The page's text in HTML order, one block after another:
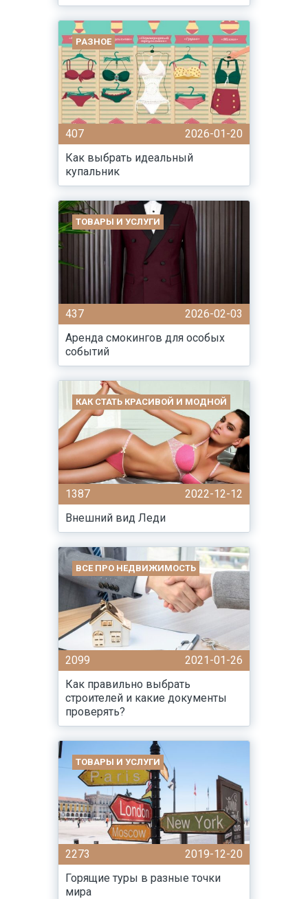
РАЗНОЕ
407
2026-01-20
Как выбрать идеальный
купальник
ТОВАРЫ И УСЛУГИ
437
2026-02-03
Аренда смокингов для особых
событий
КАК СТАТЬ КРАСИВОЙ И МОДНОЙ
1387
2022-12-12
Внешний вид Леди
ВСЕ ПРО НЕДВИЖИМОСТЬ
2099
2021-01-26
Как правильно выбрать
строителей и какие документы
проверять?
ТОВАРЫ И УСЛУГИ
2273
2019-12-20
Горящие туры в разные точки
мира